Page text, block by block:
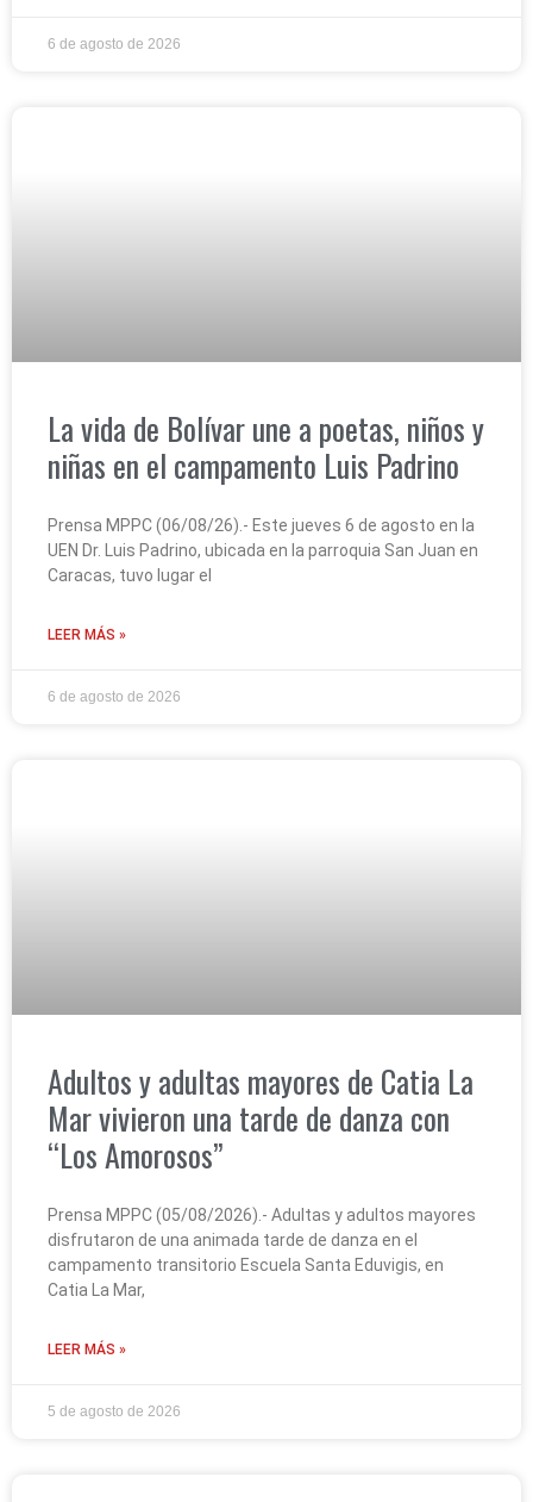
6 de agosto de 2026
‎La vida de Bolívar une a poetas, niños y
niñas en el campamento Luis Padrino
‎Prensa MPPC (06/08/26).- Este jueves 6 de agosto en la
UEN Dr. Luis Padrino, ubicada en la parroquia San Juan en
Caracas, tuvo lugar el
LEER MÁS »
6 de agosto de 2026
Adultos y adultas mayores de Catia La
Mar vivieron una tarde de danza con
“Los Amorosos”
Prensa MPPC (05/08/2026).- Adultas y adultos mayores
disfrutaron de una animada tarde de danza en el
campamento transitorio Escuela Santa Eduvigis, en
Catia La Mar,
LEER MÁS »
5 de agosto de 2026